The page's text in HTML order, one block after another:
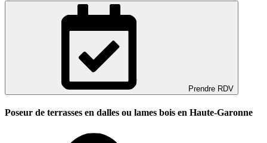
Prendre RDV
Poseur de terrasses en dalles ou lames bois en Haute-Garonne